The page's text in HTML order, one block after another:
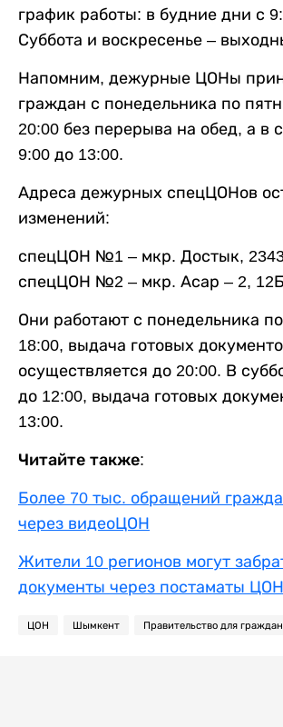
график работы: в будние дни с
Суббота и воскресенье –
Напомним, дежурные ЦОНы
граждан с понедельника по
20:00 без перерыва на обед, а в
9:00 до 13:00.
Адреса дежурных спецЦОНов
изменений:
спецЦОН №1 – мкр. Достык,
спецЦОН №2 – мкр. Асар – 2,
Они работают с понедельника
18:00, выдача готовых
осуществляется до 20:00. В
до 12:00, выдача готовых
13:00.
Читайте также:
Более 70 тыс. обращений
через видеоЦОН
Жители 10 регионов могут
документы через постаматы
ЦОН Шымкент Правительство для граждан